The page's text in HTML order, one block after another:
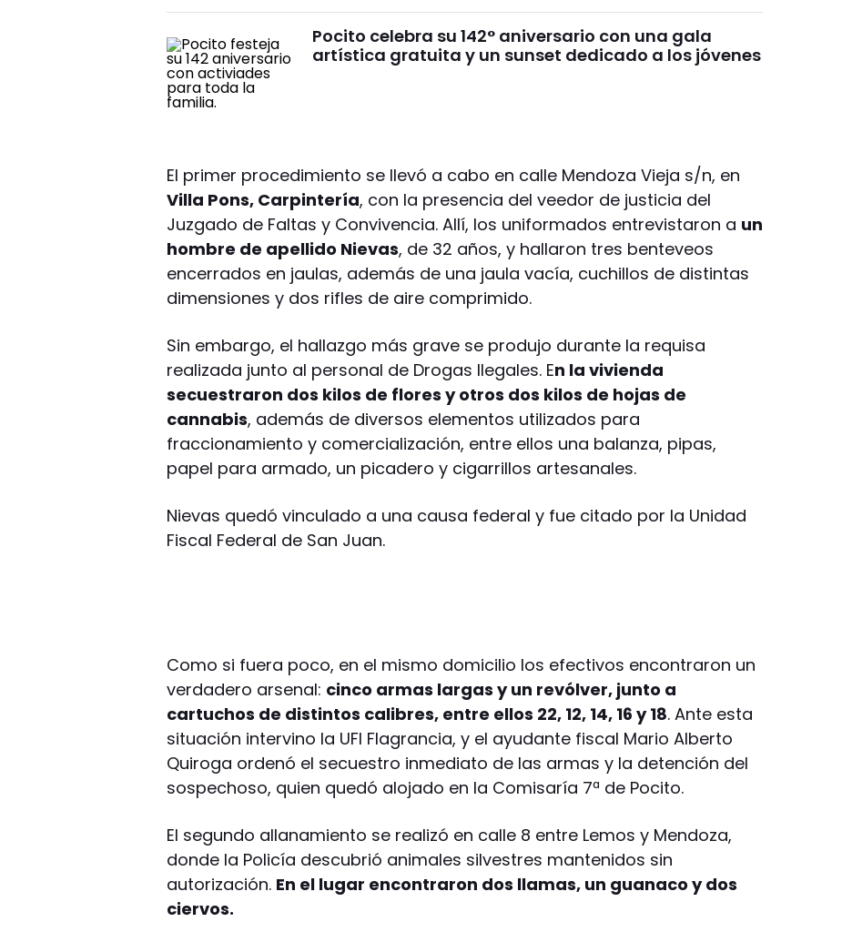
Pocito celebra su 142° aniversario con una gala
artística gratuita y un sunset dedicado a los jóvenes
El primer procedimiento se llevó a cabo en calle Mendoza Vieja s/n, en
Villa Pons, Carpintería, con la presencia del veedor de justicia del
Juzgado de Faltas y Convivencia. Allí, los uniformados entrevistaron a un
hombre de apellido Nievas, de 32 años, y hallaron tres benteveos
encerrados en jaulas, además de una jaula vacía, cuchillos de distintas
dimensiones y dos rifles de aire comprimido.
Sin embargo, el hallazgo más grave se produjo durante la requisa
realizada junto al personal de Drogas Ilegales. En la vivienda
secuestraron dos kilos de flores y otros dos kilos de hojas de
cannabis, además de diversos elementos utilizados para
fraccionamiento y comercialización, entre ellos una balanza, pipas,
papel para armado, un picadero y cigarrillos artesanales.
Nievas quedó vinculado a una causa federal y fue citado por la Unidad
Fiscal Federal de San Juan.
Como si fuera poco, en el mismo domicilio los efectivos encontraron un
verdadero arsenal: cinco armas largas y un revólver, junto a
cartuchos de distintos calibres, entre ellos 22, 12, 14, 16 y 18. Ante esta
situación intervino la UFI Flagrancia, y el ayudante fiscal Mario Alberto
Quiroga ordenó el secuestro inmediato de las armas y la detención del
sospechoso, quien quedó alojado en la Comisaría 7ª de Pocito.
El segundo allanamiento se realizó en calle 8 entre Lemos y Mendoza,
donde la Policía descubrió animales silvestres mantenidos sin
autorización. En el lugar encontraron dos llamas, un guanaco y dos
ciervos.